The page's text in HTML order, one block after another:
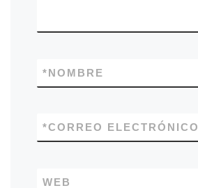
NOMBRE
*
CORREO ELECTRÓNICO
*
WEB